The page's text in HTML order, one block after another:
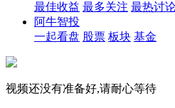
最佳收益 最多关注 最热讨
阿牛智投
一起看盘 股票 板块 基金
视频还没有准备好,请耐心等待